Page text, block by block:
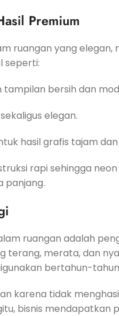
Premium
ruangan yang
seperti:
bersih dan
elegan.
hasil grafis tajam
rapi sehingga
panjang.
ruangan adalah
merata, dan
bertahun-
karena tidak
bisnis mendapatkan